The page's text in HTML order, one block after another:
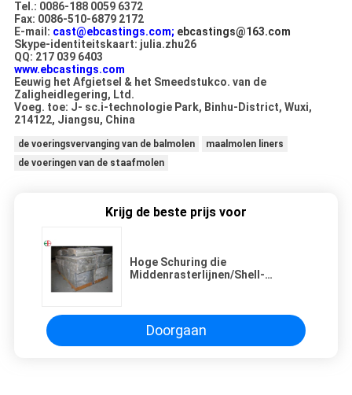
Tel.: 0086-188 0059 6372
Fax: 0086-510-6879 2172
E-mail: cast@ebcastings.com; ebcastings@163.com
Skype-identiteitskaart: julia.zhu26
QQ: 217 039 6403
www.ebcastings.com
Eeuwig het Afgietsel & het Smeedstukco. van de
Zaligheidlegering, Ltd.
Voeg. toe: J- sc.i-technologie Park, Binhu-District, Wuxi,
214122, Jiangsu, China
de voeringsvervanging van de balmolen
maalmolen liners
de voeringen van de staafmolen
Krijg de beste prijs voor
Hoge Schuring die
Middenrasterlijnen/Shell-
Doorgaan